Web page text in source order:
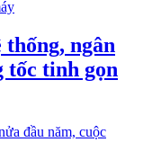
ngân
tốc tinh gọn